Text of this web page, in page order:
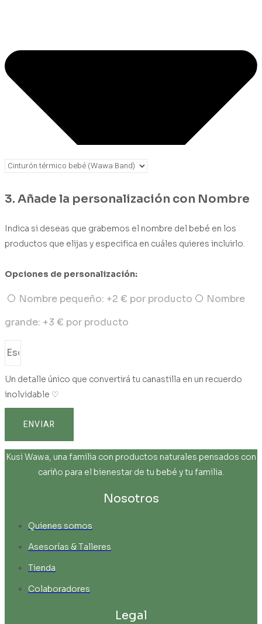
3. Añade la personalización con Nombre
Indica si deseas que grabemos el nombre del bebé en los
productos que elijas y especifica en cuáles quieres incluirlo.
Opciones de personalización:
Nombre pequeño: +2 € por producto
Nombre
grande: +3 € por producto
Un detalle único que convertirá tu canastilla en un recuerdo
inolvidable ♡
ENVIAR
Kusi Wawa, una familia con productos naturales pensados con
cariño para el bienestar de tu bebé y tu familia.
Nosotros
Quienes somos
Asesorías & Talleres
Tienda
Colaboradores
Legal